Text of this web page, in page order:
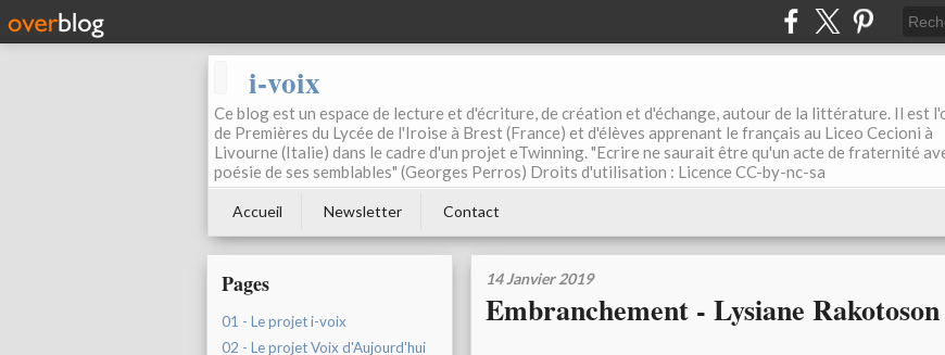
i-voix
Ce blog est un espace de lecture et d'écriture, de création et d'échange, autour de la littérature. Il est
de Premières du Lycée de l'Iroise à Brest (France) et d'élèves apprenant le français au Liceo Cecioni à
Livourne (Italie) dans le cadre d'un projet eTwinning. "Ecrire ne saurait être qu'un acte de fraternité
poésie de ses semblables" (Georges Perros) Droits d'utilisation : Licence CC-by-nc-sa
Accueil Newsletter Contact
Pages
01 - Le projet i-voix
02 - Le projet Voix d'Aujourd'hui
14 Janvier 2019
Embranchement - Lysiane